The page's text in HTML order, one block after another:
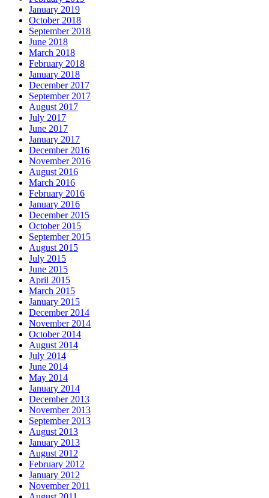
January 2019
October 2018
September 2018
June 2018
March 2018
February 2018
January 2018
December 2017
September 2017
August 2017
July 2017
June 2017
January 2017
December 2016
November 2016
August 2016
March 2016
February 2016
January 2016
December 2015
October 2015
September 2015
August 2015
July 2015
June 2015
April 2015
March 2015
January 2015
December 2014
November 2014
October 2014
August 2014
July 2014
June 2014
May 2014
January 2014
December 2013
November 2013
September 2013
August 2013
January 2013
August 2012
February 2012
January 2012
November 2011